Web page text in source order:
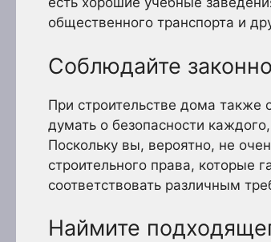
общественного транспорта и
Соблюдайте
При строительстве дома также
думать о безопасности
Поскольку вы, вероятно, не
строительного права, которые
соответствовать различным
Наймите